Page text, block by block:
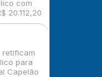
com
20.112,20
retificam
para
Capelão